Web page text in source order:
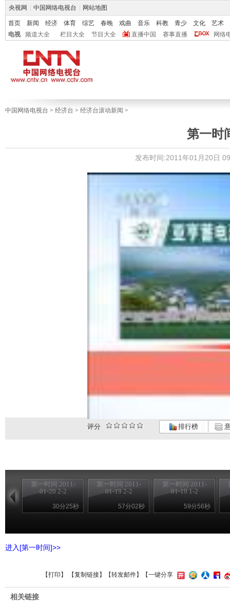
央视网 中国网络电视台 网站地图
首页 新闻 经济 体育 综艺 春晚 戏曲 音乐 科教 青少 文化
艺术
电视
频道大全 栏目大全 节目大全 直播中国 赛事直播 网络
中国网络电视台 > 经济台 > 经济台滚动新闻 >
第一时
发布时间:2011年01月20日
评分 排行榜
第一时间 2011-
01-20 2-2
30分25秒
第一时间 2011-
01-19 2-2
57分02秒
第一时间 2011-
01-19 1-2
59分56秒
进入[第一时间]>>
【打印 】 【复制链接】【转发邮件】 【一键分享
相关链接